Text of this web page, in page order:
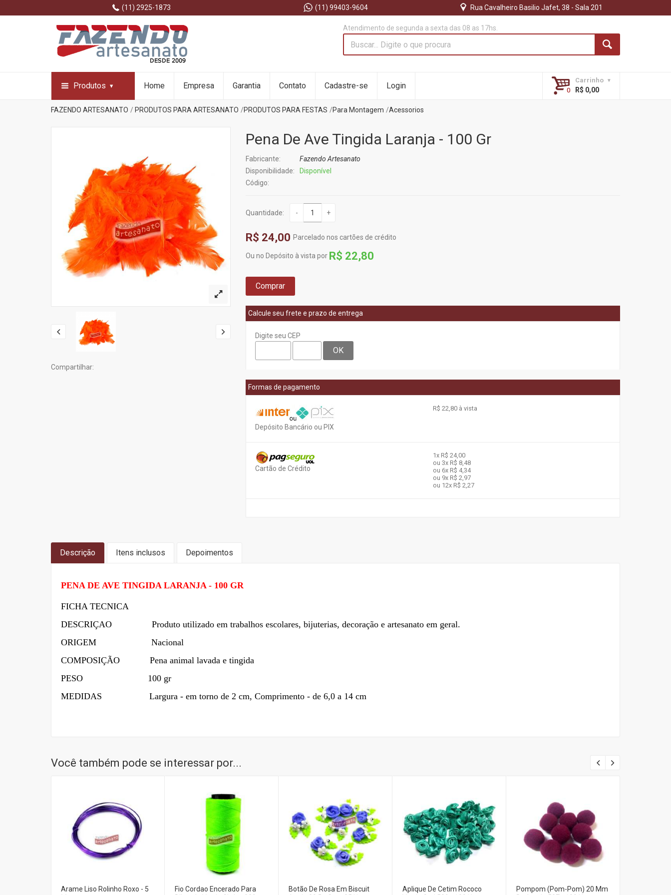
(11) 2925-1873 (11) 99403-9604 Rua Cavalheiro Basilio Jafet, 38 - Sala 201
Atendimento de segunda a sexta das 08 as 17hs.
Produtos Home Empresa Garantia Contato Cadastre-se Login
Carrinho
R$ 0,00
FAZENDO ARTESANATO PRODUTOS PARA ARTESANATO PRODUTOS PARA FESTAS Para Montagem Acessorios
Compartilhar:
Pena De Ave Tingida Laranja - 100 Gr
Fabricante:
Fazendo Artesanato
Disponibilidade:
Disponível
Código:
Quantidade: - +
R$ 24,00 Parcelado nos cartões de crédito
Ou no Depósito à vista por R$ 22,80
Comprar
Calcule seu frete e prazo de entrega
Digite seu CEP
OK
Formas de pagamento
Depósito Bancário ou PIX
R$ 22,80 à vista
Cartão de Crédito
1x R$ 24,00
ou 3x R$ 8,48
ou 6x R$ 4,34
ou 9x R$ 2,97
ou 12x R$ 2,27
Descrição Itens inclusos Depoimentos
PENA DE AVE TINGIDA LARANJA - 100 GR
FICHA TECNICA
DESCRIÇAO Produto utilizado em trabalhos escolares, bijuterias, decoração e artesanato em geral.
ORIGEM Nacional
COMPOSIÇÃO
Pena animal lavada e tingida
PESO 100 gr
MEDIDAS Largura - em torno de 2 cm, Comprimento - de 6,0 a 14 cm
Você também pode se interessar por...
Arame Liso Rolinho Roxo - 5
Fio Cordao Encerado Para
Botão De Rosa Em Biscuit
Aplique De Cetim Rococo
Pompom (Pom-Pom) 20 Mm